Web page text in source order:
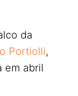
da
Portiolli,
em abril